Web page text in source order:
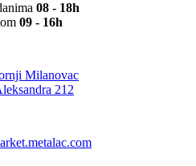
08 - 18h
09 - 16h
Milanovac
212